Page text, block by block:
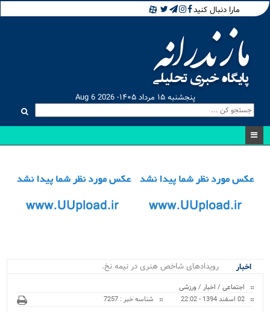
مارا دنبال کنید
پنجشنبه ۱۵ مرداد ۱۴۰۵- Aug 6 2026
اخبار
رویدادهای شاخص هنری در نیمه نخست ۱.
اجتماعی / اخبار /ورزشی
02 اسفند 1394 - 22:02
شناسه خبر : 7257